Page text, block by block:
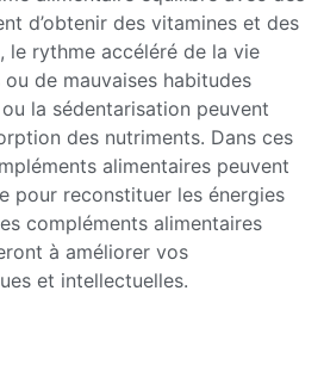
d’obtenir des vitamines et des
le rythme accéléré de la vie
de mauvaises habitudes
la sédentarisation peuvent
des nutriments. Dans ces
alimentaires peuvent
pour reconstituer les énergies
compléments alimentaires
à améliorer vos
et intellectuelles.